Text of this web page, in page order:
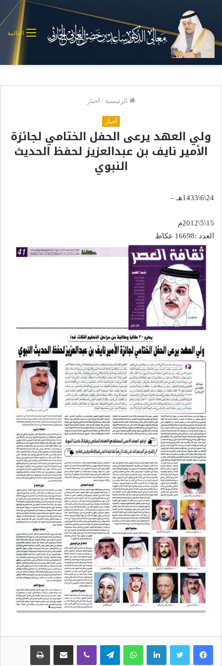
القائمة
الرئيسية / أخبار
أخبار
ولي العهد يرعى الحفل الختامي لجائزة
الأمير نايف بن عبدالعزيز لحفظ الحديث
النبوي
24\6\1433هـ –
15\5\2012م
العدد :16698 عكاظ
لينكدإن واتساب تيلقرام